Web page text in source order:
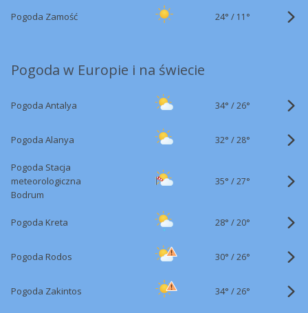
Pogoda Zamość 24° / 11°
Pogoda w Europie i na świecie
Pogoda Antalya 34° /26°
Pogoda Alanya 32° /28°
Pogoda Stacja
meteorologiczna
Bodrum
35° /27°
Pogoda Kreta 28° /20°
Pogoda Rodos 30° /26°
Pogoda Zakintos 34° /26°